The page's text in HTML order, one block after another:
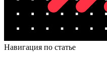
Навигация по статье